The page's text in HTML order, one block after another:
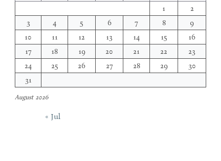
August 2026
1
2
3
4 5 6 7 8
9
10
11 12 13 14 15
16
17
18 19 20 21 22
23
24
25 26 27 28 29
30
31
« Jul